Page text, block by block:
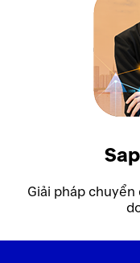
Giải pháp